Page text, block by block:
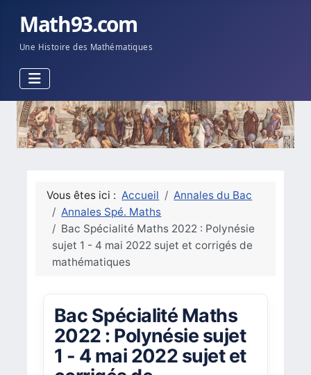
Math93.com
Une Histoire des Mathématiques
Vous êtes ici : Accueil
Annales du Bac
Annales Spé. Maths
Bac Spécialité Maths 2022 : Polynésie
sujet 1 - 4 mai 2022 sujet et corrigés de
mathématiques
Bac Spécialité Maths
2022 : Polynésie sujet
1 - 4 mai 2022 sujet et